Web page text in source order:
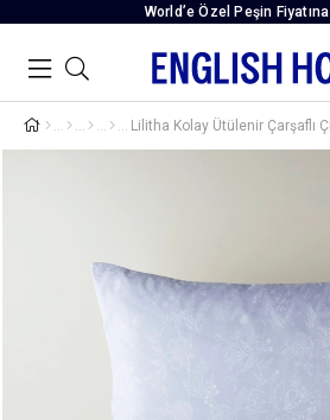
World’e Özel Peşin Fiyatına